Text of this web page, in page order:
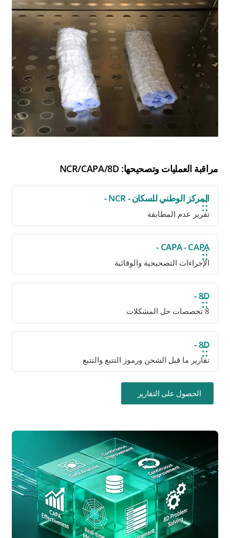
مراقبة العمليات وتصحيحها: NCR/CAPA/8D
المركز الوطني للسكان - NCR -
تقرير عدم المطابقة
CAPA - CAPA -
الإجراءات التصحيحية والوقائية
8D -
8 تخصصات حل المشكلات
8D -
تقارير ما قبل الشحن ورموز التتبع والتتبع
الحصول على التقارير